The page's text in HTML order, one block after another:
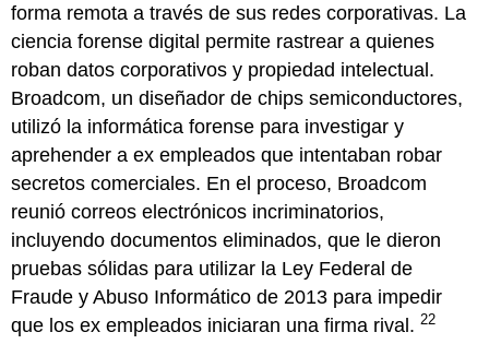
forma remota a través de sus redes corporativas. La
ciencia forense digital permite rastrear a quienes
roban datos corporativos y propiedad intelectual.
Broadcom, un diseñador de chips semiconductores,
utilizó la informática forense para investigar y
aprehender a ex empleados que intentaban robar
secretos comerciales. En el proceso, Broadcom
reunió correos electrónicos incriminatorios,
incluyendo documentos eliminados, que le dieron
pruebas sólidas para utilizar la Ley Federal de
Fraude y Abuso Informático de 2013 para impedir
que los ex empleados iniciaran una firma rival.22